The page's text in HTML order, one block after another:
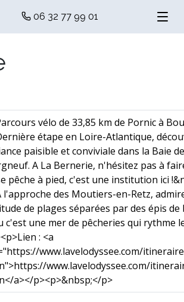
06 32 77 99 01
vélo de 33,85 km de Pornic à
étape en Loire-Atlantique,
paisible et conviviale dans la Baie de
A La Bernerie, n'hésitez pas à
pêche à pied, c'est une institution ici
l'approche des Moutiers-en-Retz,
de plages séparées par des épis de
c'est une mer de pêcheries qui rythme
: <a
www.lavelodyssee.com/
www.lavelodyssee.com/
a></p><p>&nbsp;</p>